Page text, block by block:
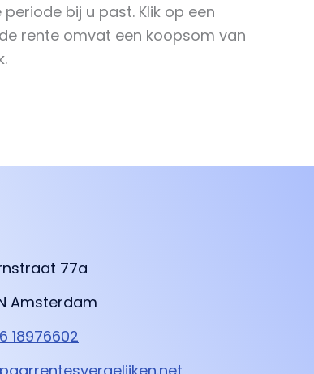
bij u past. Klik op een
rente omvat een koopsom van
77a
Amsterdam
18976602